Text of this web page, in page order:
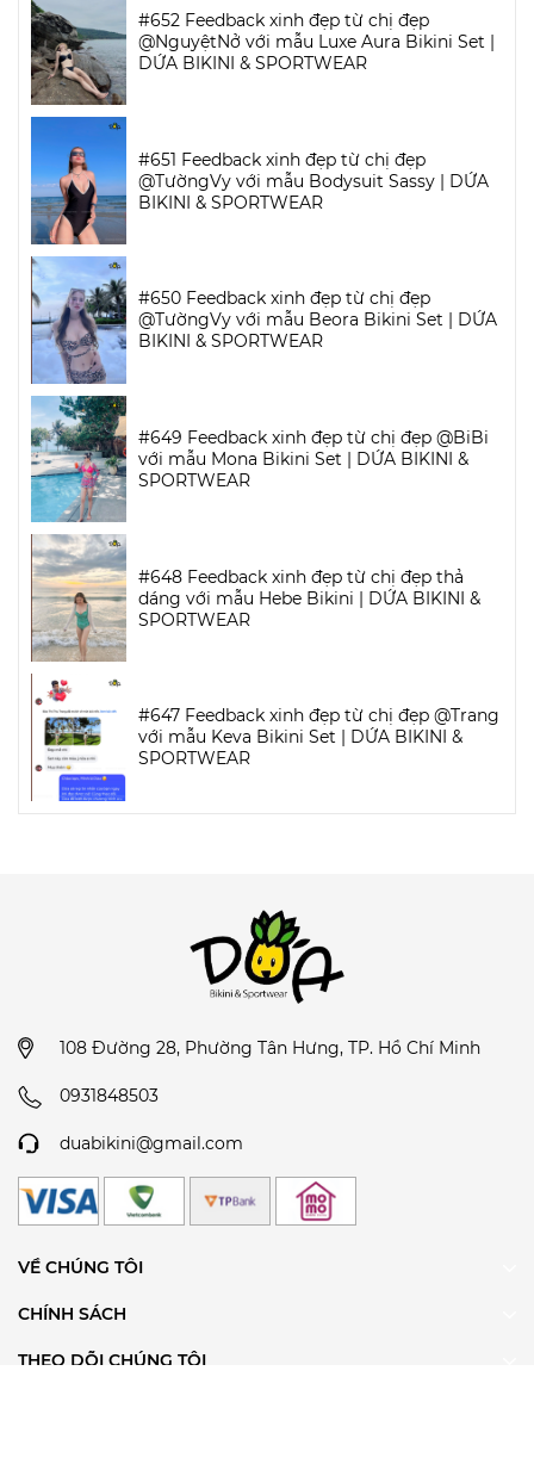
#652 Feedback xinh đẹp từ chị đẹp
@NguyệtNở với mẫu Luxe Aura Bikini Set |
DỨA BIKINI & SPORTWEAR
#651 Feedback xinh đẹp từ chị đẹp
@TườngVy với mẫu Bodysuit Sassy | DỨA
BIKINI & SPORTWEAR
#650 Feedback xinh đẹp từ chị đẹp
@TườngVy với mẫu Beora Bikini Set | DỨA
BIKINI & SPORTWEAR
#649 Feedback xinh đẹp từ chị đẹp @BiBi
với mẫu Mona Bikini Set | DỨA BIKINI &
SPORTWEAR
#648 Feedback xinh đẹp từ chị đẹp thả
dáng với mẫu Hebe Bikini | DỨA BIKINI &
SPORTWEAR
#647 Feedback xinh đẹp từ chị đẹp @Trang
với mẫu Keva Bikini Set | DỨA BIKINI &
SPORTWEAR
108 Đường 28, Phường Tân Hưng, TP. Hồ Chí Minh
0931848503
duabikini@gmail.com
VỀ CHÚNG TÔI
CHÍNH SÁCH
THEO DÕI CHÚNG TÔI